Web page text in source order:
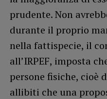
prudente. Non
durante il proprio
nella fattispecie, il
all’IRPEF, imposta
persone fisiche, cioè
allibiti che una